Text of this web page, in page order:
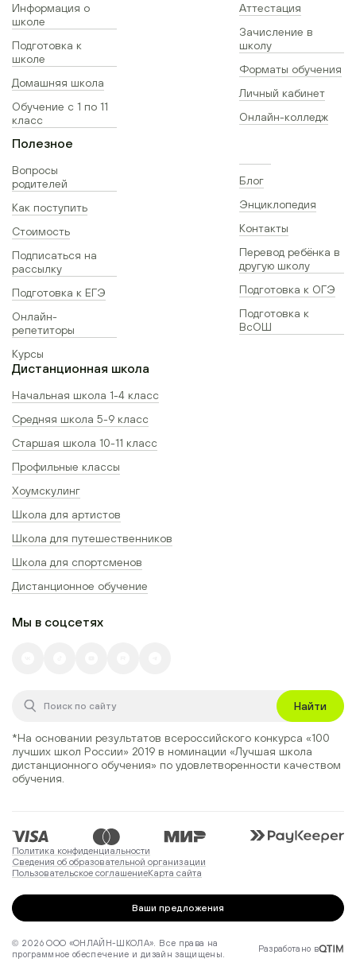
Информация о
школе
Подготовка к
школе
Домашняя школа
Обучение с 1 по 11
класс
Аттестация
Зачисление в
школу
Форматы обучения
Личный кабинет
Онлайн-колледж
Полезное
Вопросы
родителей
Как поступить
Стоимость
Подписаться на
рассылку
Подготовка к ЕГЭ
Онлайн-
репетиторы
Курсы
Блог
Энциклопедия
Контакты
Перевод ребёнка в
другую школу
Подготовка к ОГЭ
Подготовка к
ВсОШ
Дистанционная школа
Начальная школа 1-4 класс
Средняя школа 5-9 класс
Старшая школа 10-11 класс
Профильные классы
Хоумскулинг
Школа для артистов
Школа для путешественников
Школа для спортсменов
Дистанционное обучение
Мы в соцсетях
Найти
*На основании результатов всероссийского конкурса «100
лучших школ России» 2019 в номинации «Лучшая школа
дистанционного обучения» по удовлетворенности качеством
обучения.
Политика конфиденциальности
Сведения об образовательной организации
Пользовательское соглашениеКарта сайта
Ваши предложения
© 2026 ООО «ОНЛАЙН-ШКОЛА». Все права на
программное обеспечение и дизайн защищены.
Разработано в